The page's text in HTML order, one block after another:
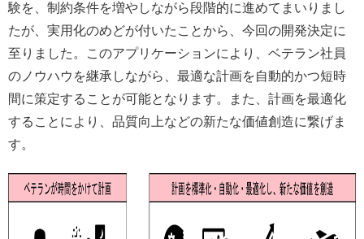
験を、制約条件を増やしながら段階的に進めてまいりまし
たが、実用化のめどが付いたことから、今回の開発決定に
至りました。このアプリケーションにより、ベテラン社員
のノウハウを継承しながら、最適な計画を自動的かつ短時
間に策定することが可能となります。また、計画を最適化
することにより、品質向上などの新たな価値創造に繋げま
す。